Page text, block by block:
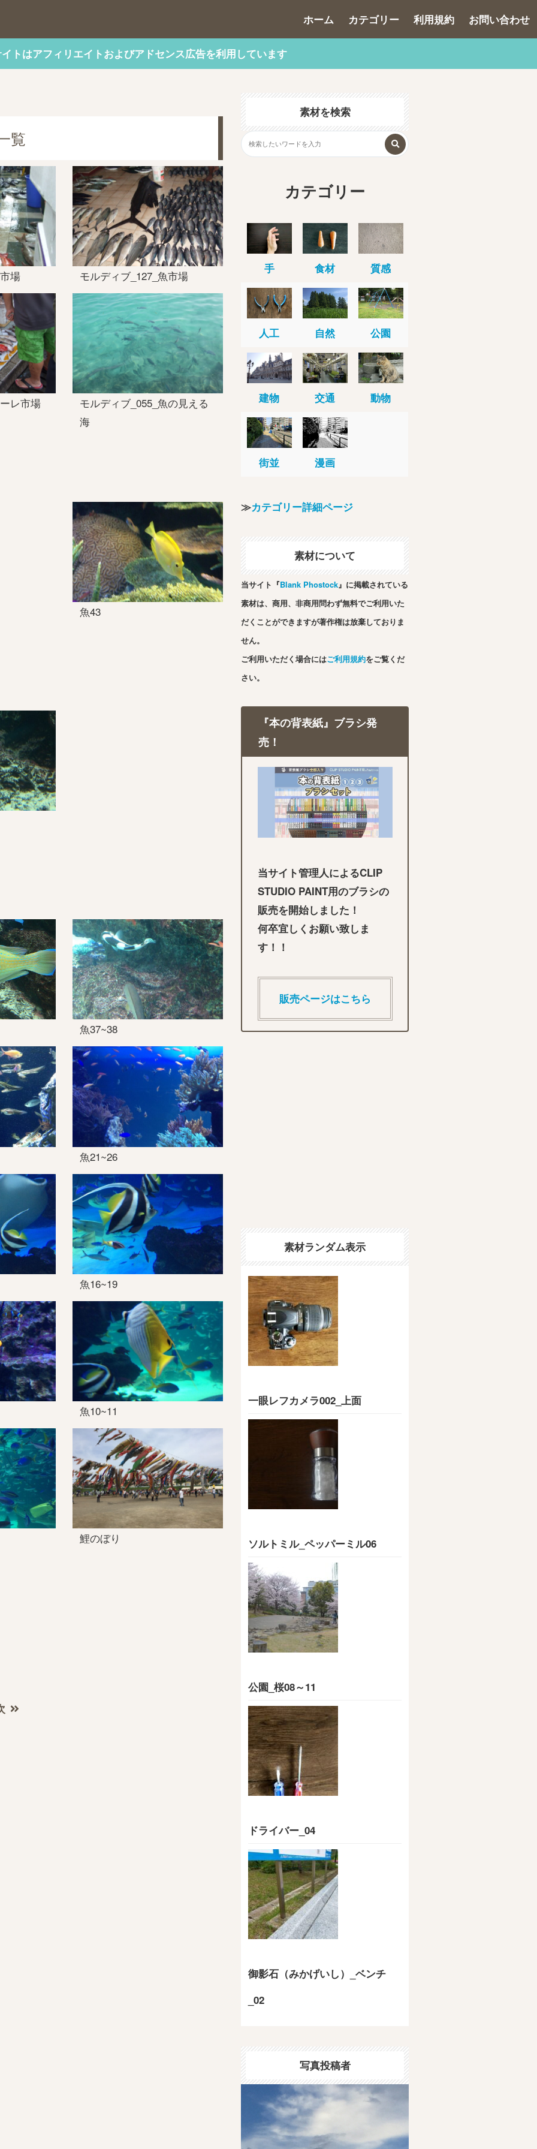
ホーム カテゴリー 利用規約 お問い合わせ
トはアフィリエイトおよびアドセンス広告を利用しています
覧
場 モルディブ_127_魚市場
レ市場
モルディブ_055_魚の見える
海
魚43
魚37~38
魚21~26
魚16~19
魚10~11
鯉のぼり
素材を検索
カテゴリー
手 食材 質感
人工 自然 公園
建物 交通 動物
街並 漫画
≫カテゴリー詳細ページ
素材について
当サイト『Blank Phostock』に掲載されている
素材は、商用、非商用問わず無料でご利用いた
だくことができますが著作権は放棄しておりま
せん。
ご利用いただく場合にはご利用規約をご覧くだ
さい。
『本の背表紙』ブラシ発
売！
当サイト管理人によるCLIP
STUDIO PAINT用のブラシの
販売を開始しました！
何卒宜しくお願い致しま
す！！
販売ページはこちら
素材ランダム表示
一眼レフカメラ002_上面
ソルトミル_ペッパーミル06
公園_桜08～11
ドライバー_04
御影石（みかげいし）_ベンチ
_02
写真投稿者